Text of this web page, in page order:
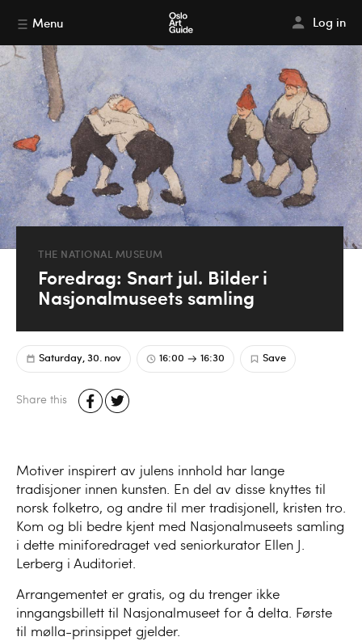
Menu Log in
THE NATIONAL MUSEUM
Foredrag: Snart jul. Bilder i
Nasjonalmuseets samling
Saturday, 30. nov 16:00 16:30 Save
Share this
Motiver inspirert av julens innhold har lange
tradisjoner innen kunsten. En del av disse knyttes til
norsk folketro, og andre til mer tradisjonell, kristen tro.
Kom og bli bedre kjent med Nasjonalmuseets samling
i dette miniforedraget ved seniorkurator Ellen J.
Lerberg i Auditoriet.
Arrangementet er gratis, og du trenger ikke
inngangsbillett til Nasjonalmuseet for å delta. Første
til mølla-prinsippet gjelder.